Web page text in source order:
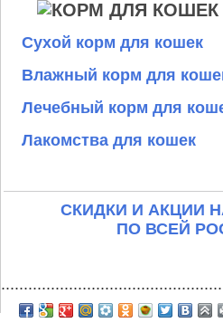
Сухой корм для кошек
Влажный корм для
Лечебный корм для
Лакомства для кошек
СКИДКИ И АКЦИИ
ПО ВСЕЙ